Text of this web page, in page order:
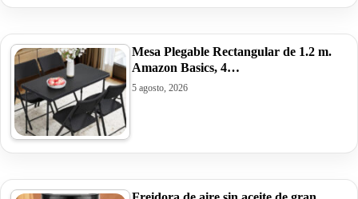
Mesa Plegable Rectangular de 1.2 m.
Amazon Basics, 4…
5 agosto, 2026